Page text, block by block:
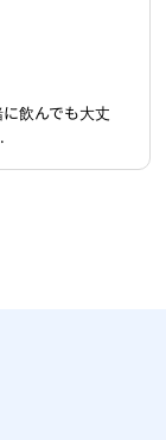
飲んでも大丈